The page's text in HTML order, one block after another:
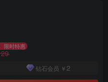
限时特惠
29
钻石会员 ￥ 2